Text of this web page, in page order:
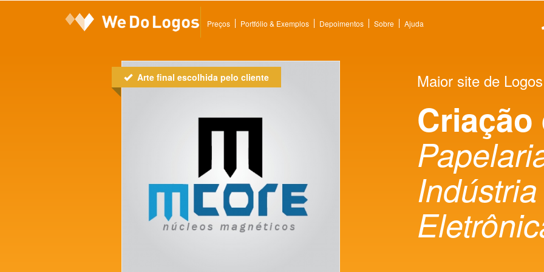
Preços Portfólio & Exemplos Depoimentos Sobre Ajuda
Arte final escolhida pelo cliente Maior site de
Criação